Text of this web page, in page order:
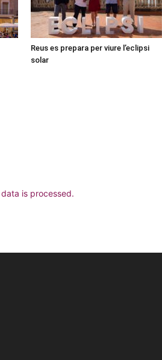
Reus es prepara per viure l’eclipsi
solar
is processed.